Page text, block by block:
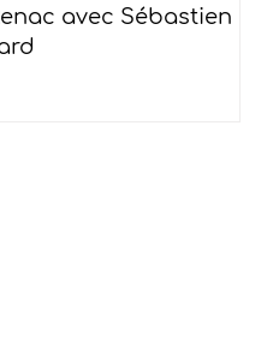
avec Sébastien